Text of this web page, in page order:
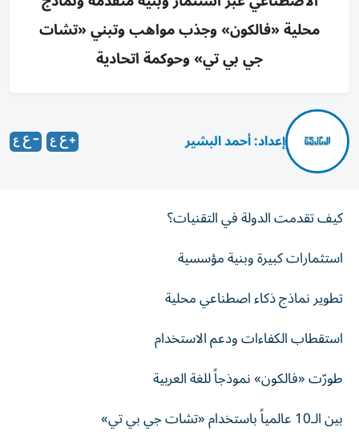
محلية «فالكون» وجذب مواهب وتبني «تشات
جي بي تي» وحوكمة اتحادية
إعداد: أحمد البشير
كيف تقدمت الدولة في التقنيات؟
استثمارات كبيرة وبنية مؤسسية
تطوير نماذج ذكاء اصطناعي محلية
استقطاب الكفاءات ودعم الاستخدام
طورّت «فالكون» نموذجاً للغة العربية
بين الـ10 عالمياً باستخدام «تشات جي بي تي»